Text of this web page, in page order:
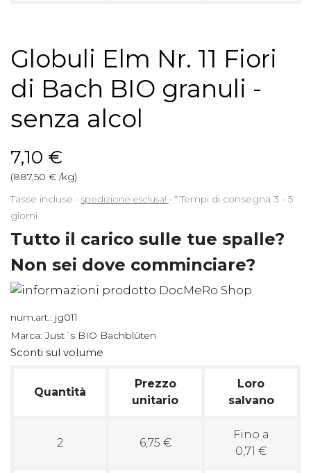
Globuli Elm Nr. 11 Fiori
di Bach BIO granuli -
senza alcol
7,10 €
(887,50 € /kg)
Tasse incluse
spedizione esclusa! *Tempi di consegna 3 - 5
giorni
Tutto il carico sulle tue spalle?
Non sei dove comminciare?
num.art.: jg011
Marca: Just´s BIO Bachblüten
Sconti sul volume
Quantità
Prezzo
unitario
Loro
salvano
2 6,75 €
Fino a
0,71 €